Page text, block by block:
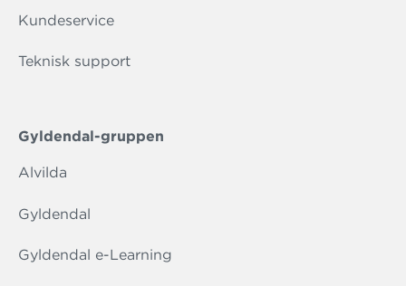
Kundeservice
Teknisk support
Gyldendal-gruppen
Alvilda
Gyldendal
Gyldendal e-Learning